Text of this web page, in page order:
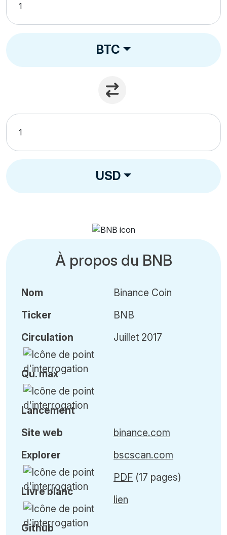
BTC
USD
À propos du BNB
Nom
Ticker
Circulation
Qu.max
Lancement
Binance Coin
BNB
Juillet 2017
Site web
Explorer
Livre blanc
Github
binance.com
bscscan.com
PDF (17 pages)
lien